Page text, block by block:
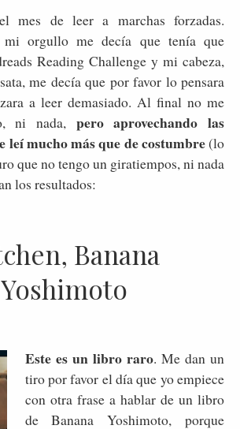
mes de leer a marchas forzadas.
mi orgullo me decía que tenía que
Reading Challenge y mi cabeza,
me decía que por favor lo pensara
a leer demasiado. Al final no me
ni nada, pero aprovechando las
leí mucho más que de costumbre(lo
que no tengo un giratiempos, ni nada
los resultados:
Banana
Yoshimoto
Este es un libro raro. Me dan un
tiro por favor el día que yo empiece
con otra frase a hablar de un libro
de Banana Yoshimoto, porque